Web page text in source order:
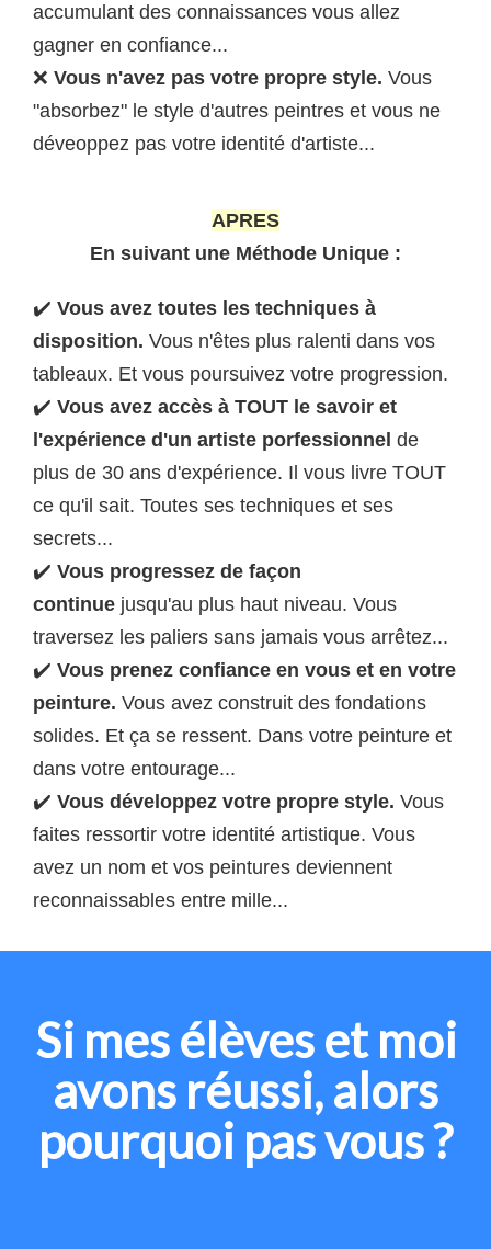
accumulant des connaissances vous allez
gagner en confiance...
❌ Vous n'avez pas votre propre style. Vous
"absorbez" le style d'autres peintres et vous ne
déveoppez pas votre identité d'artiste...
APRES
En suivant une Méthode Unique :
✔️ Vous avez toutes les techniques à
disposition. Vous n'êtes plus ralenti dans vos
tableaux. Et vous poursuivez votre progression.
✔️ Vous avez accès à TOUT le savoir et
l'expérience d'un artiste porfessionnel de
plus de 30 ans d'expérience. Il vous livre TOUT
ce qu'il sait. Toutes ses techniques et ses
secrets...
✔️ Vous progressez de façon
continue jusqu'au plus haut niveau. Vous
traversez les paliers sans jamais vous arrêtez...
✔️ Vous prenez confiance en vous et en votre
peinture. Vous avez construit des fondations
solides. Et ça se ressent. Dans votre peinture et
dans votre entourage...
✔️ Vous développez votre propre style. Vous
faites ressortir votre identité artistique. Vous
avez un nom et vos peintures deviennent
reconnaissables entre mille...
Si mes élèves et moi
avons réussi, alors
pourquoi pas vous ?